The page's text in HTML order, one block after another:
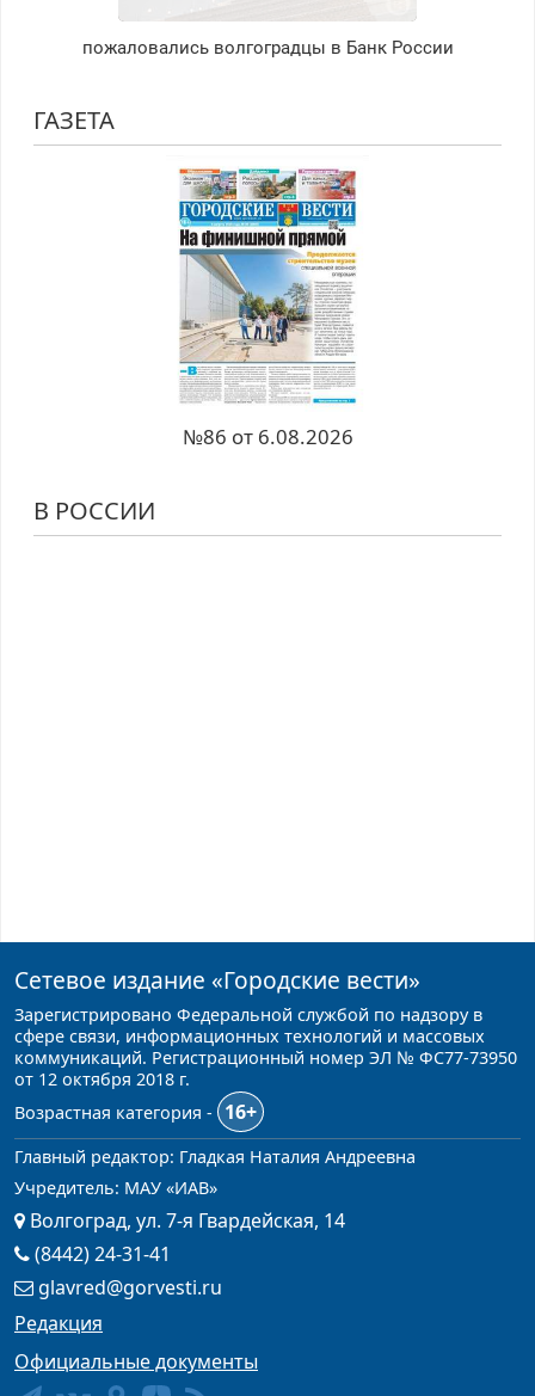
пожаловались волгоградцы в Банк России
ГАЗЕТА
№86 от 6.08.2026
В РОССИИ
Сетевое издание «Городские вести»
Зарегистрировано Федеральной службой по надзору в
сфере связи, информационных технологий и массовых
коммуникаций. Регистрационный номер ЭЛ № ФС77-73950
от 12 октября 2018 г.
Возрастная категория -
16+
Главный редактор: Гладкая Наталия Андреевна
Учредитель: МАУ «ИАВ»
Волгоград, ул. 7-я Гвардейская, 14
(8442) 24-31-41
glavred@gorvesti.ru
Редакция
Официальные документы